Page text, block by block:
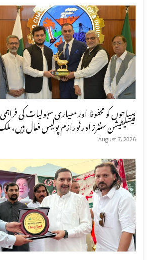
سیاحوں کو محفوظ اور معیاری سہولیات کی
فیسلیٹیشن سنٹرز اور ٹورازم پولیس فعال ہیں،
August 7, 2026